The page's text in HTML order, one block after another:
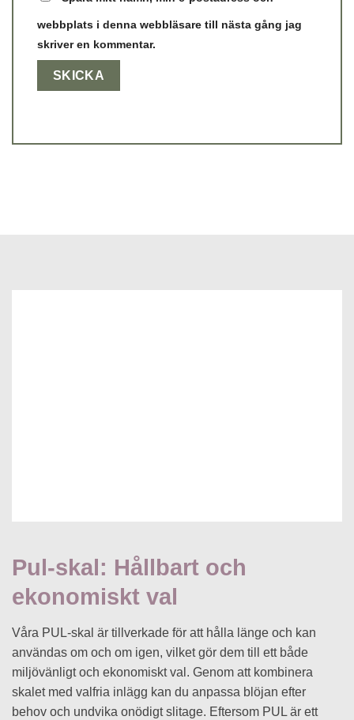
webbplats i denna webbläsare till nästa gång jag
skriver en kommentar.
Pul-skal: Hållbart och
ekonomiskt val
Våra PUL-skal är tillverkade för att hålla länge och kan
användas om och om igen, vilket gör dem till ett både
miljövänligt och ekonomiskt val. Genom att kombinera
skalet med valfria inlägg kan du anpassa blöjan efter
behov och undvika onödigt slitage. Eftersom PUL är ett